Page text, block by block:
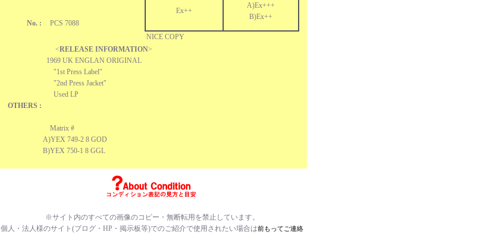
Ex++
A)Ex+++
B)Ex++
NICE COPY
No. : PCS 7088
OTHERS :
<RELEASE INFORMATION>
1969 UK ENGLAN ORIGINAL
"1st Press Label"
"2nd Press Jacket"
Used LP
Matrix #
A)YEX 749-2 8 GOD
B)YEX 750-1 8 GGL
※サイト内のすべての画像のコピー・無断転用を禁止 しています。
個人・法人様のサイト(ブログ・HP・掲示板等)でのご紹介で使用されたい場合は前もってご連絡